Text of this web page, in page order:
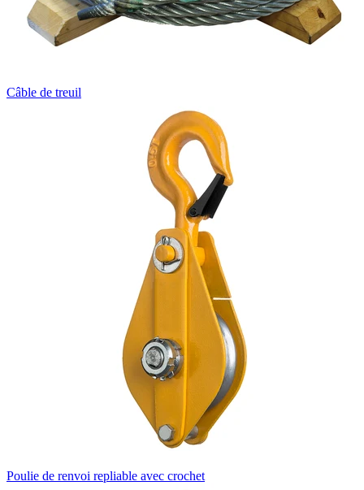
Câble de treuil
Poulie de renvoi repliable avec crochet